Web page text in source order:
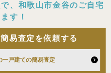
、 和歌山市金谷のご自宅
す！
易査定を依頼する
一戸建ての簡易査定